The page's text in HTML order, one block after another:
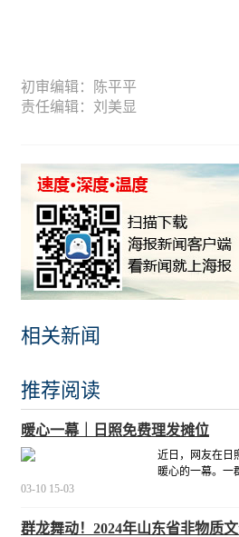
初审编辑：陈平平
责任编辑：刘美显
相关新闻
推荐阅读
暖心一幕｜日照免费理发摊位
近日，网友在日
暖心的一幕。一
03-10 15-03
群龙舞动！2024年山东省非物质